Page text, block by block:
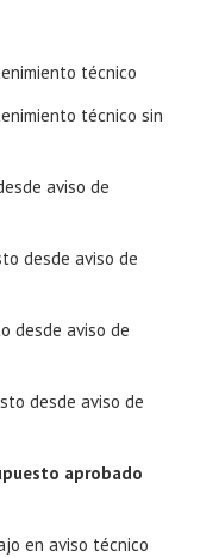
técnico
técnico sin
aviso de
desde aviso de
desde aviso de
desde aviso de
aprobado
en aviso técnico